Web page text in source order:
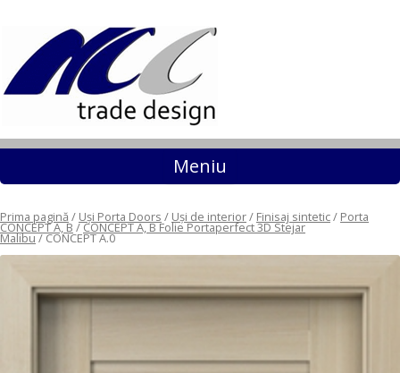
Meniu Sari la conținut
Prima pagină / Uși Porta Doors / Uși de interior/ Finisaj sintetic/ Porta
CONCEPT A, B /CONCEPT A, B Folie Portaperfect 3D Stejar
Malibu/ CONCEPT A.0